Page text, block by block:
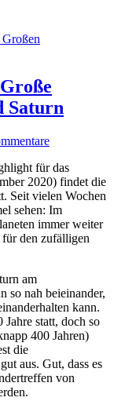
Saturn
für das
2020) findet die
Seit vielen Wochen
sehen: Im
immer weiter
für den zufälligen
am
so nah beieinander,
kann.
statt, doch so
400 Jahren)
die
aus. Gut, dass es
von